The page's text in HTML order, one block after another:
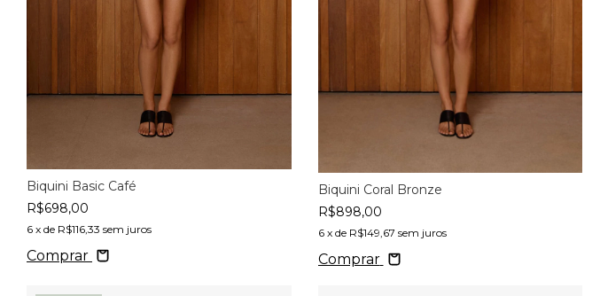
Biquini Basic Café
R$698,00
6 x de R$116,33 sem juros
Comprar
Biquini Coral Bronze
R$898,00
6 x de R$149,67 sem juros
Comprar